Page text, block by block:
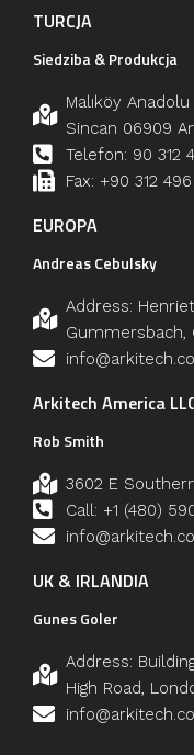
TURCJA
Siedziba & Produkcja
Malıköy
Sincan 06909
Telefon: 90 312
Fax: +90 312
EUROPA
Andreas Cebulsky
Address:
Gummersbach,
Arkitech America
Rob Smith
3602 E
Call: +1 (480)
UK & IRLANDIA
Gunes Goler
Address:
High Road,